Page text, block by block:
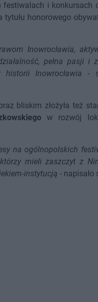
i konkursach
honorowego
Inowrocławia,
pełna pasji i
Inowrocławia -
bliskim złożyła też
w rozwój
na ogólnopolskich
mieli zaszczyt z
instytucją - napisało